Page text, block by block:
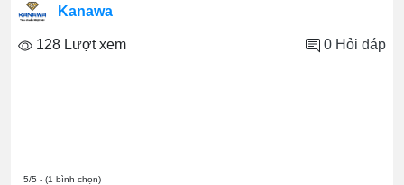
Kanawa
128 Lượt xem 0 Hỏi đáp
5/5 - (1 bình chọn)